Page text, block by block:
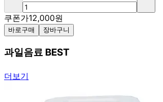
쿠폰가12,000원
바로구매 장바구니
과일음료 BEST
더보기